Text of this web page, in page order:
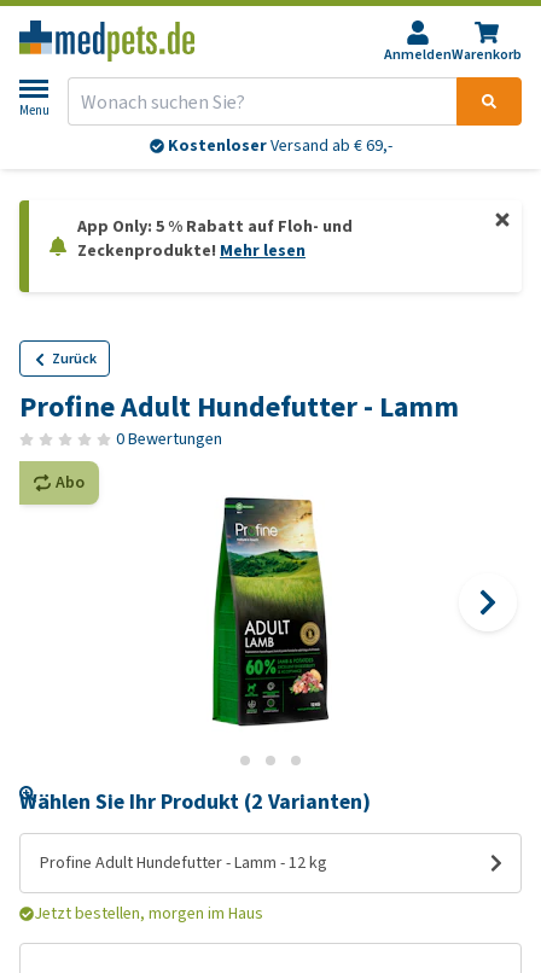
AnmeldenWarenkorb
Menu
KostenloserVersand ab € 69,-
App Only: 5 % Rabatt auf Floh- und
Zeckenprodukte! Mehr lesen
Zurück
Profine Adult Hundefutter - Lamm
0 Bewertungen
Abo
Wählen Sie Ihr Produkt (2 Varianten)
Profine Adult Hundefutter - Lamm - 12 kg
Jetzt bestellen, morgen im Haus